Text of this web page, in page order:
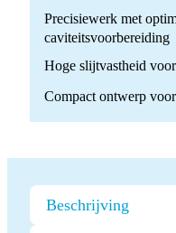
Precisiewerk met
caviteitsvoorbereiding
Hoge slijtvastheid
Compact ontwerp
Beschrijving